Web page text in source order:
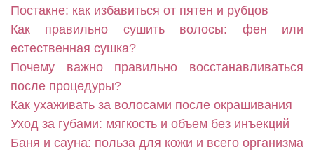
Постакне: как избавиться от пятен и рубцов
Как правильно сушить волосы: фен или
естественная сушка?
Почему важно правильно восстанавливаться
после процедуры?
Как ухаживать за волосами после окрашивания
Уход за губами: мягкость и объем без инъекций
Баня и сауна: польза для кожи и всего организма